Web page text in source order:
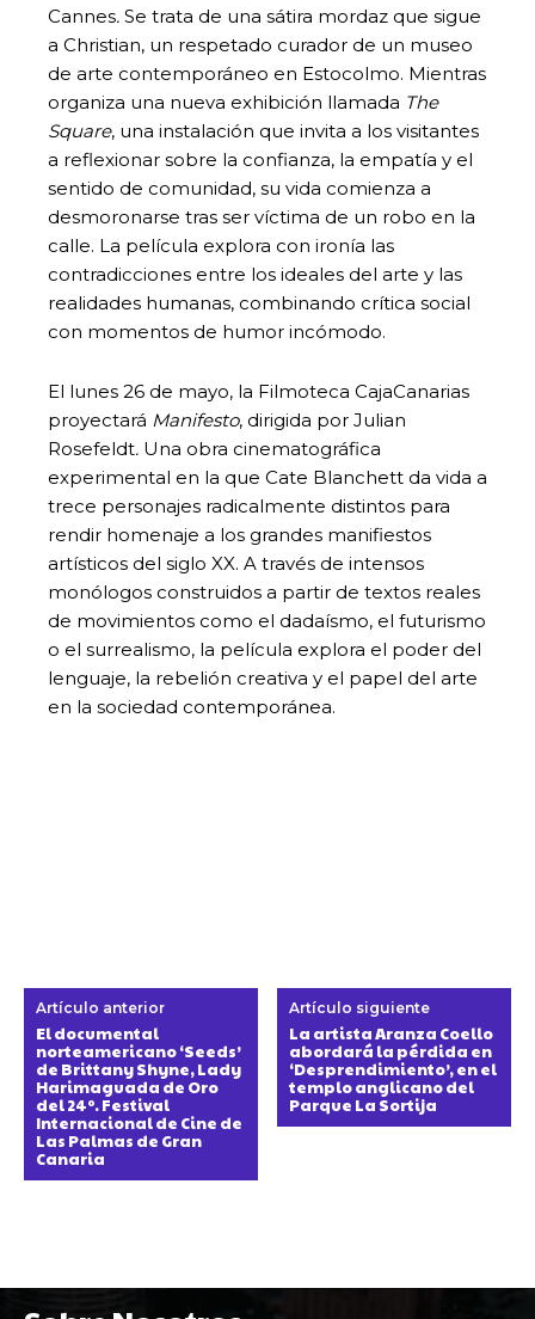
Cannes. Se trata de una sátira mordaz que sigue
a Christian, un respetado curador de un museo
de arte contemporáneo en Estocolmo. Mientras
organiza una nueva exhibición llamada The
Square, una instalación que invita a los visitantes
a reflexionar sobre la confianza, la empatía y el
sentido de comunidad, su vida comienza a
desmoronarse tras ser víctima de un robo en la
calle. La película explora con ironía las
contradicciones entre los ideales del arte y las
realidades humanas, combinando crítica social
con momentos de humor incómodo.
El lunes 26 de mayo, la Filmoteca CajaCanarias
proyectará Manifesto, dirigida por Julian
Rosefeldt. Una obra cinematográfica
experimental en la que Cate Blanchett da vida a
trece personajes radicalmente distintos para
rendir homenaje a los grandes manifiestos
artísticos del siglo XX. A través de intensos
monólogos construidos a partir de textos reales
de movimientos como el dadaísmo, el futurismo
o el surrealismo, la película explora el poder del
lenguaje, la rebelión creativa y el papel del arte
en la sociedad contemporánea.
Artículo anterior
El documental
norteamericano ‘Seeds’
de Brittany Shyne, Lady
Harimaguada de Oro
del 24º. Festival
Internacional de Cine de
Las Palmas de Gran
Canaria
Artículo siguiente
La artista Aranza Coello
abordará la pérdida en
‘Desprendimiento’, en el
templo anglicano del
Parque La Sortija